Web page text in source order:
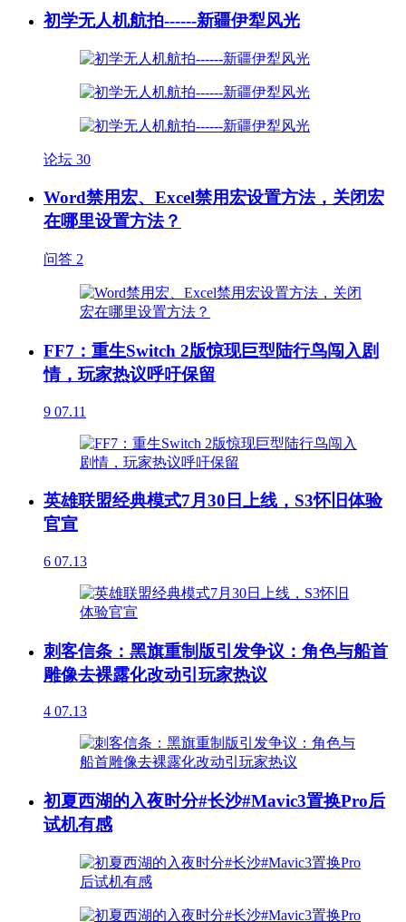
初学无人机航拍------新疆伊犁风光
论坛 30
Word禁用宏、Excel禁用宏设置方法，关闭宏
在哪里设置方法？
问答 2
FF7：重生Switch 2版惊现巨型陆行鸟闯入剧
情，玩家热议呼吁保留
9 07.11
英雄联盟经典模式7月30日上线，S3怀旧体验
官宣
6 07.13
刺客信条：黑旗重制版引发争议：角色与船首
雕像去裸露化改动引玩家热议
4 07.13
初夏西湖的入夜时分#长沙#Mavic3置换Pro后
试机有感